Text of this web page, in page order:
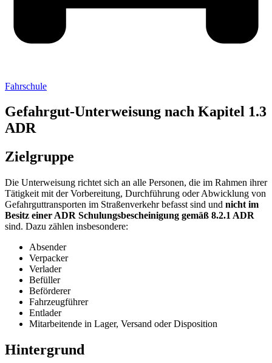
Fahrschule
Gefahrgut-Unterweisung nach Kapitel 1.3
ADR
Zielgruppe
Die Unterweisung richtet sich an alle Personen, die im Rahmen ihrer
Tätigkeit mit der Vorbereitung, Durchführung oder Abwicklung von
Gefahrguttransporten im Straßenverkehr befasst sind und nicht im
Besitz einer ADR Schulungsbescheinigung gemäß 8.2.1 ADR
sind. Dazu zählen insbesondere:
Absender
Verpacker
Verlader
Befüller
Beförderer
Fahrzeugführer
Entlader
Mitarbeitende in Lager, Versand oder Disposition
Hintergrund​